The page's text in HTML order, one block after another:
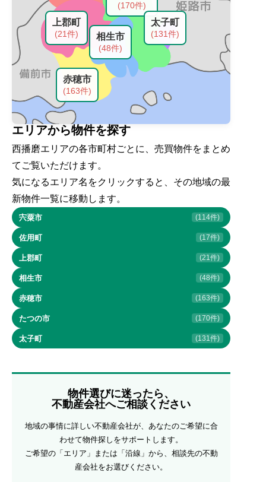
上郡町
(21件) 相生市
(48件)
赤穂市
(163件)
(170件)
太子町
(131件)
エリアから物件を探す
西播磨エリアの各市町村ごとに、売買物件をまとめ
てご覧いただけます。
気になるエリア名をクリックすると、その地域の最
新物件一覧に移動します。
宍粟市 (114件)
佐用町 (17件)
上郡町 (21件)
相生市 (48件)
赤穂市 (163件)
たつの市 (170件)
太子町 (131件)
物件選びに迷ったら、
不動産会社へご相談ください
地域の事情に詳しい不動産会社が、あなたのご希望に合
わせて物件探しをサポートします。
ご希望の「エリア」または「沿線」から、相談先の不動
産会社をお選びください。